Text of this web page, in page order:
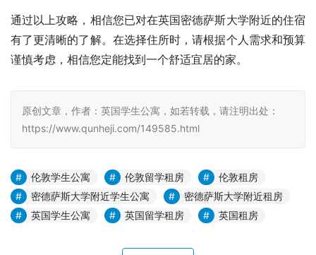
通过以上攻略，相信您已对在英国密德萨斯大学附近的住宿
有了更清晰的了解。在选择住所时，请根据个人需求和预算
谨慎考虑，相信您定能找到一个舒适宜居的家。
原创文章，作者：英国学生公寓，如若转载，请注明出处：
https://www.qunheji.com/149585.html
伦敦学生公寓 伦敦留学租房
伦敦租房
密德萨斯大学附近学生公寓
密德萨斯大学附近租房
英国学生公寓
英国留学租房 英国租房